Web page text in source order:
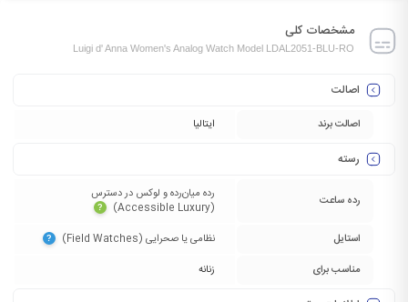
مشخصات کلی
Luigi d' Anna Women's Analog Watch Model LDAL2051-BLU-RO
اصالت
اصالت برند ایتالیا
رسته
رده ساعت
رده میان‌رده و لوکس در دسترس
(Accessible Luxury)‏
?
استایل نظامی یا صحرایی (Field Watches)‏ ?
مناسب برای زنانه